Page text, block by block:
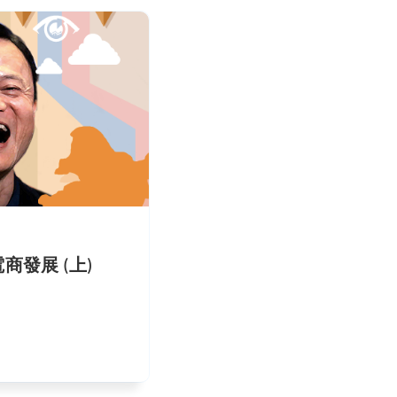
發展 (上)